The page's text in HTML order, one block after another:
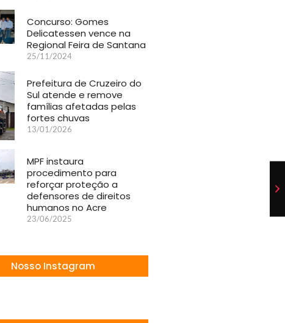
Concurso: Gomes
Delicatessen vence na
Regional Feira de Santana
25/11/2024
Prefeitura de Cruzeiro do
Sul atende e remove
famílias afetadas pelas
fortes chuvas
13/01/2026
MPF instaura
procedimento para
reforçar proteção a
defensores de direitos
humanos no Acre
23/06/2025
Nosso Instagram